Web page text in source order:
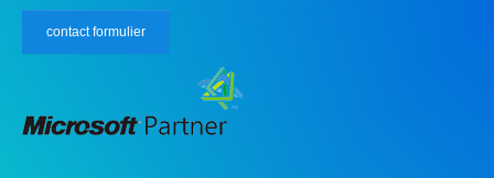
contact formulier